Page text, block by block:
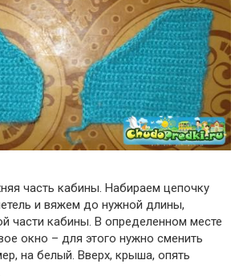
часть кабины. Набираем цепочку
и вяжем до нужной длины,
части кабины. В определенном месте
окно – для этого нужно сменить
на белый. Вверх, крыша, опять